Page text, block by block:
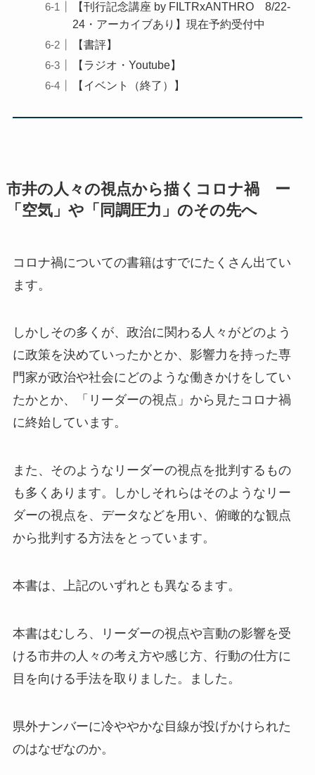
【刊行記念講座 by FILTRxANTHRO 8/22-
24・アーカイブあり】現在予約受付中
【書評】
【ラジオ・Youtube】
【イベント（終了）】
市井の人々の視点から描くコロナ禍 ー
「空気」や「同調圧力」のその先へ
コロナ禍についての書籍はすでにたくさん出てい
ます。
しかしその多くが、政治に関わる人々がどのよう
に政策を決めていったかとか、影響力を持った専
門家が政治や社会にどのような働きかけをしてい
たかとか、「リーダーの視点」から見たコロナ禍
に終始しています。
また、そのようなリーダーの視点を批判するもの
も多くあります。しかしそれらはそのようなリー
ダーの視点を、データなどを用い、俯瞰的な観点
から批判する方法をとっています。
本書は、上記のいずれとも異なるます。
本書はむしろ、リーダーの視点や言動の影響を受
ける市井の人々の考え方や感じ方、行動の仕方に
目を向ける手法を取りました。ました。
県外ナンバーに冷ややかな目線が投げかけられた
のはなぜなのか。